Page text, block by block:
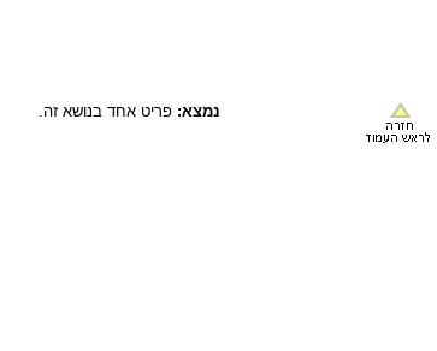
נמצא: פריט אחד בנושא זה.